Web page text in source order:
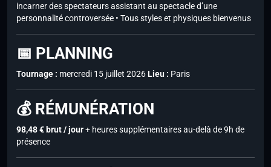
incarner des spectateurs assistant au spectacle d’une
personnalité controversée • Tous styles et physiques bienvenus
📅 PLANNING
Tournage : mercredi 15 juillet 2026Lieu : Paris
💰 RÉMUNÉRATION
98,48 € brut / jour+ heures supplémentaires au-delà de 9h de
présence